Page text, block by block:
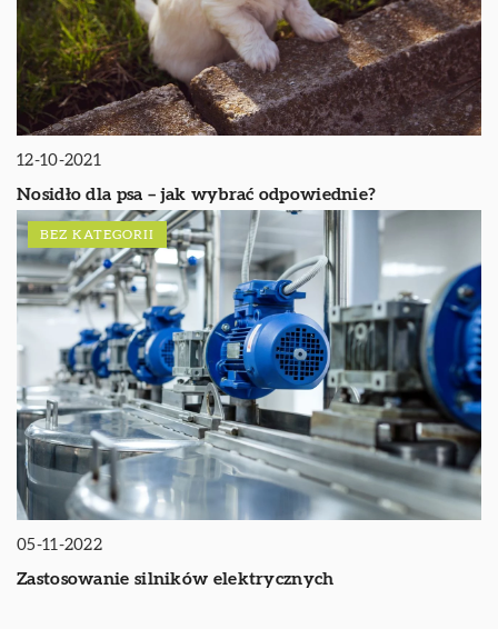
12-10-2021
Nosidło dla psa – jak wybrać odpowiednie?
BEZ KATEGORII
05-11-2022
Zastosowanie silników elektrycznych